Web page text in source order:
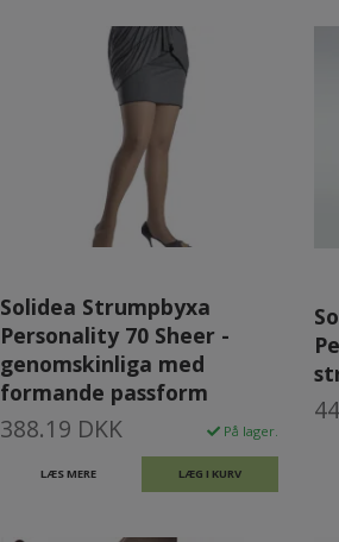
Solidea Strumpbyxa
Personality 70 Sheer -
genomskinliga med
formande passform
388.19 DKK På lager.
LÆS MERE LÆG I KURV